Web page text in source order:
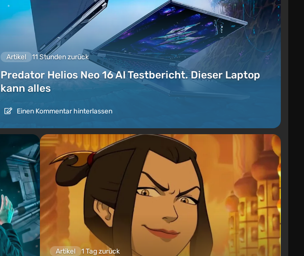
Artikel 11 Stunden zurück
Predator Helios Neo 16 AI Testbericht. Dieser Laptop
kann alles
Einen Kommentar hinterlassen
Artikel 1 Tag zurück